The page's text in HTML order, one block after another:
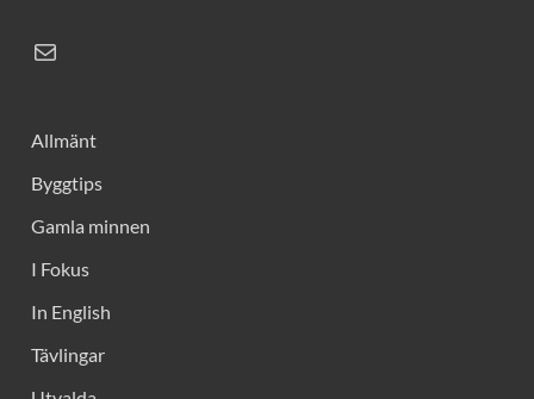
Allmänt
Byggtips
Gamla minnen
I Fokus
In English
Tävlingar